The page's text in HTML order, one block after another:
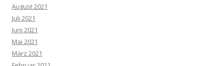
August 2021
Juli 2021
Juni 2021
Mai 2021
März 2021